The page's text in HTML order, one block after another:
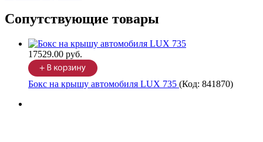
Сопутствующие товары
17529.00 руб.
Бокс на крышу автомобиля LUX 735 (Код: 841870)